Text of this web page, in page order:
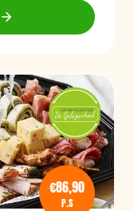
€86,90
P.S